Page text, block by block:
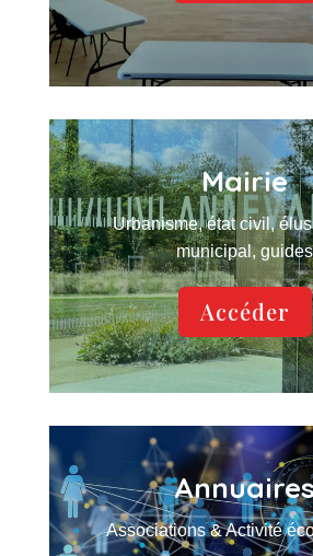
Mairie
Urbanisme, état civil,
municipal, guides
Accéder
Associations & Activité